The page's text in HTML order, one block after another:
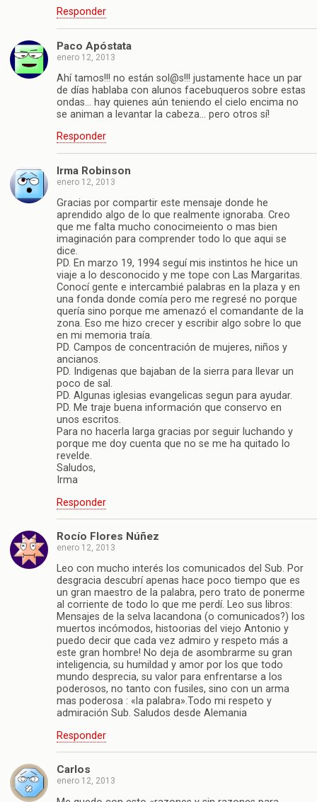
Responder
Paco Apóstata
enero 12, 2013
Ahí tamos!!! no están sol@s!!! justamente hace un par
de días hablaba con alunos facebuqueros sobre estas
ondas… hay quienes aún teniendo el cielo encima no
se animan a levantar la cabeza… pero otros sí!
Responder
Irma Robinson
enero 12, 2013
Gracias por compartir este mensaje donde he
aprendido algo de lo que realmente ignoraba. Creo
que me falta mucho conocimeiento o mas bien
imaginación para comprender todo lo que aqui se
dice.
PD. En marzo 19, 1994 seguí mis instintos he hice un
viaje a lo desconocido y me tope con Las Margaritas.
Conocí gente e intercambié palabras en la plaza y en
una fonda donde comía pero me regresé no porque
quería sino porque me amenazó el comandante de la
zona. Eso me hizo crecer y escribir algo sobre lo que
en mi memoria traía.
PD. Campos de concentración de mujeres, niños y
ancianos.
PD. Indigenas que bajaban de la sierra para llevar un
poco de sal.
PD. Algunas iglesias evangelicas segun para ayudar.
PD. Me traje buena información que conservo en
unos escritos.
Para no hacerla larga gracias por seguir luchando y
porque me doy cuenta que no se me ha quitado lo
revelde.
Saludos,
Irma
Responder
Rocío Flores Núñez
enero 12, 2013
Leo con mucho interés los comunicados del Sub. Por
desgracia descubrí apenas hace poco tiempo que es
un gran maestro de la palabra, pero trato de ponerme
al corriente de todo lo que me perdí. Leo sus libros:
Mensajes de la selva lacandona (o comunicados?) los
muertos incómodos, histoorias del viejo Antonio y
puedo decir que cada vez admiro y respeto más a
este gran hombre! No deja de asombrarme su gran
inteligencia, su humildad y amor por los que todo
mundo desprecia, su valor para enfrentarse a los
poderosos, no tanto con fusiles, sino con un arma
mas poderosa : «la palabra».Todo mi respeto y
admiración Sub. Saludos desde Alemania
Responder
Carlos
enero 12, 2013